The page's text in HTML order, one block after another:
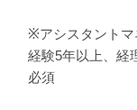
※アシスタントマ
経験5年以上、経
必須